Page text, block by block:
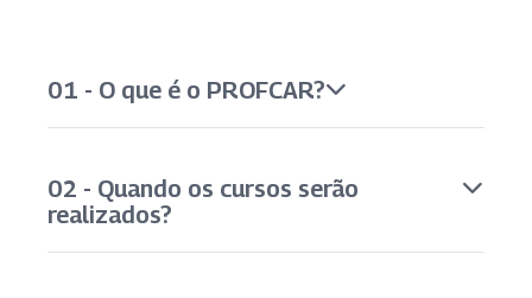
01 - O que é o PROFCAR?
02 - Quando os cursos serão
realizados?